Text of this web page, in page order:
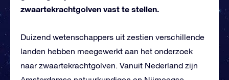
zwaartekrachtgolven vast te stellen.
Duizend wetenschappers uit zestien verschillende
landen hebben meegewerkt aan het onderzoek
naar zwaartekrachtgolven. Vanuit Nederland zijn